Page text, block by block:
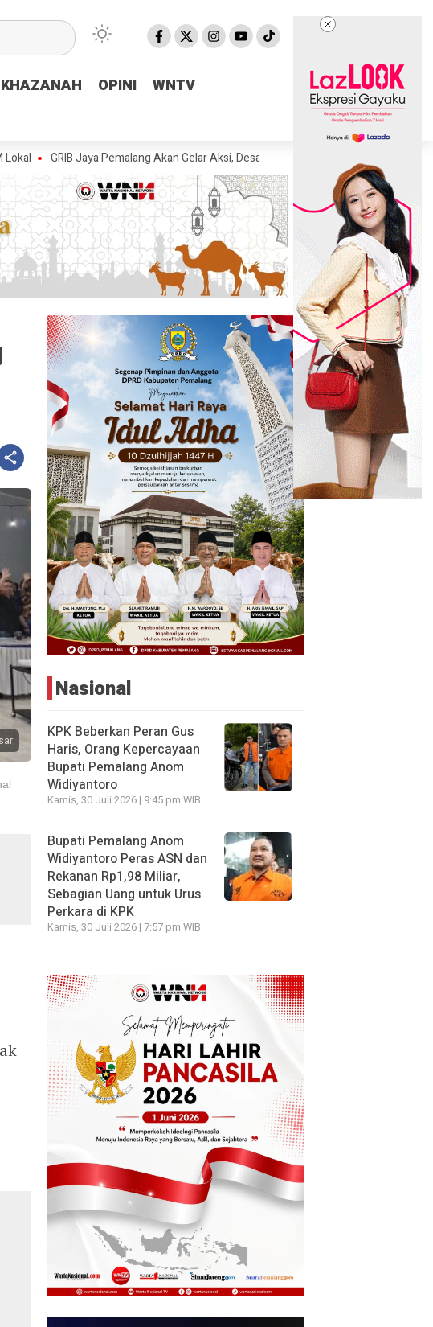
KHAZANAH OPINI
WNTV
KHAZANAH OPINI
WNTV
Jaya Pemalang Akan Gelar Aksi, Desak KPK Tuntaskan Dugaan Korupsi di
Nasional
KPK Beberkan Peran Gus
Haris, Orang Kepercayaan
Bupati Pemalang Anom
Widiyantoro
Kamis, 30 Juli 2026 | 9:45 pm WIB
Bupati Pemalang Anom
Widiyantoro Peras ASN dan
Rekanan Rp1,98 Miliar,
Sebagian Uang untuk Urus
Perkara di KPK
Kamis, 30 Juli 2026 | 7:57 pm WIB